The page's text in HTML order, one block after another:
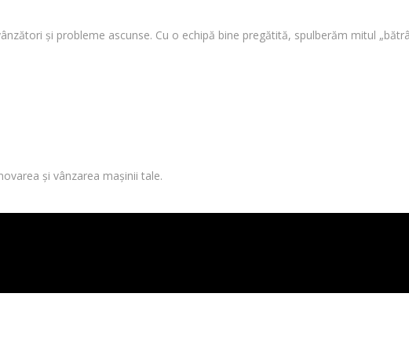
și probleme ascunse. Cu o echipă bine pregătită, spulberăm mitul
și vânzarea mașinii tale.